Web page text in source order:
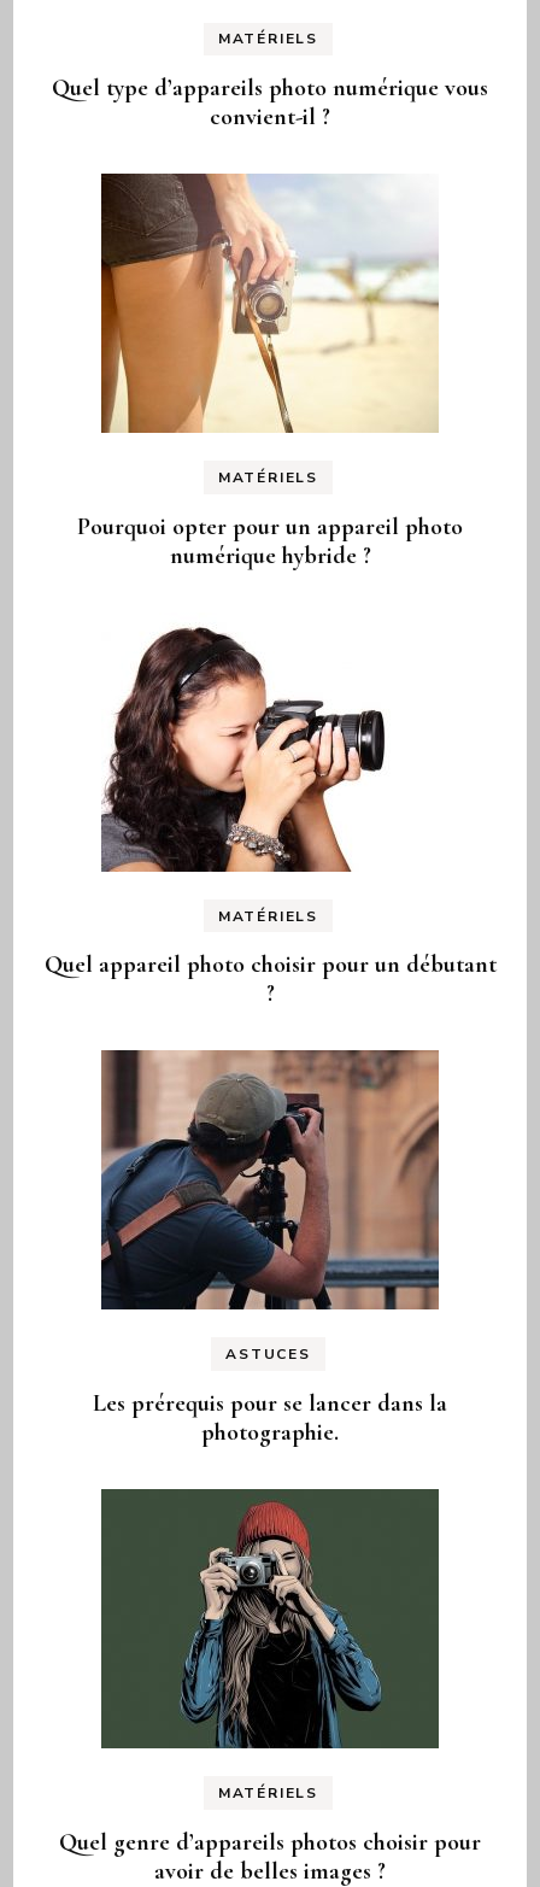
MATÉRIELS
Quel type d’appareils photo numérique vous
convient-il ?
MATÉRIELS
Pourquoi opter pour un appareil photo
numérique hybride ?
MATÉRIELS
Quel appareil photo choisir pour un débutant
?
ASTUCES
Les prérequis pour se lancer dans la
photographie.
MATÉRIELS
Quel genre d’appareils photos choisir pour
avoir de belles images ?